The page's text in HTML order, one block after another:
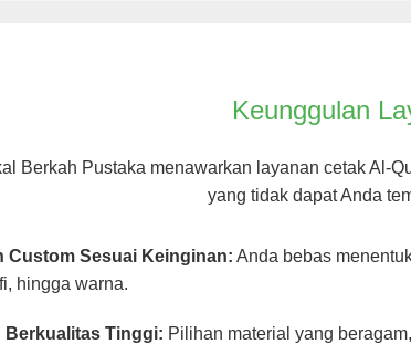
Keunggulan
Berkah Pustaka menawarkan layanan cetak Al-
yang tidak dapat Anda
Custom Sesuai Keinginan: Anda bebas
hingga warna.
Berkualitas Tinggi: Pilihan material yang